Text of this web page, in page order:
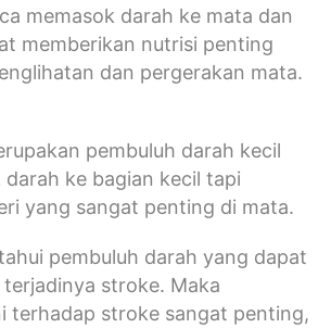
memasok darah ke mata dan
memberikan nutrisi penting
dan pergerakan mata.
pembuluh darah kecil
ke bagian kecil tapi
yang sangat penting di mata.
pembuluh darah yang dapat
stroke. Maka
terhadap stroke sangat penting,